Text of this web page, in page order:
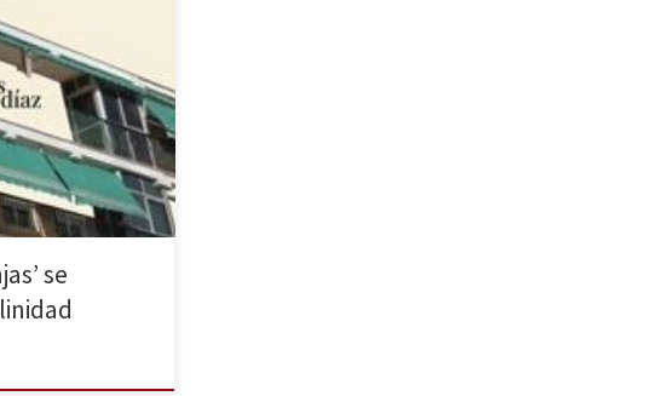
naranjas un
y crecer es un
produce a nivel
se producen en
contexto, en un
se